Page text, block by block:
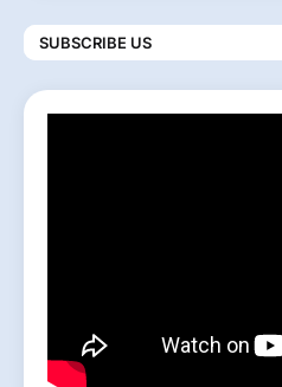
SUBSCRIBE US